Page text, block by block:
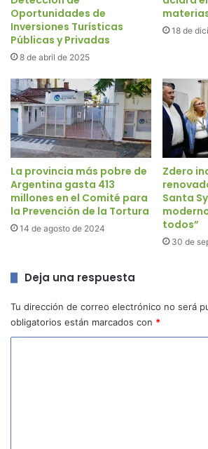
Oportunidades de
Inversiones Turísticas
Públicas y Privadas
8 de abril de 2025
18 de
La provincia más pobre de
Argentina gasta 413
millones en el Comité para
la Prevención de la Tortura
14 de agosto de 2024
Zdero
Santa
todos”
30 de
Deja una respuesta
Tu dirección de correo electrónico no será
obligatorios están marcados con *